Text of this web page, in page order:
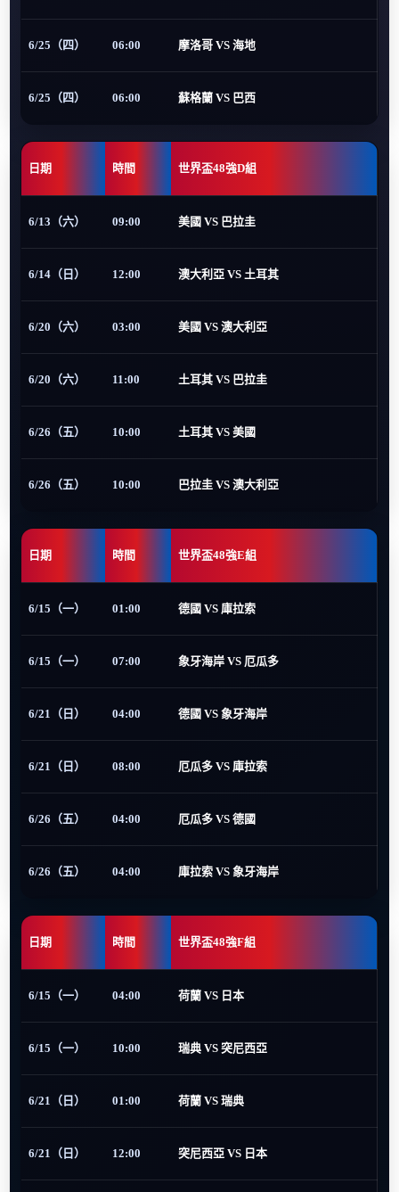
6/25（四） 06:00 摩洛哥 VS 海地
6/25（四） 06:00 蘇格蘭 VS 巴西
日期 時間 世界盃48強D組
6/13（六） 09:00 美國 VS 巴拉圭
6/14（日） 12:00 澳大利亞 VS 土耳其
6/20（六） 03:00 美國 VS 澳大利亞
6/20（六） 11:00 土耳其 VS 巴拉圭
6/26（五） 10:00 土耳其 VS 美國
6/26（五） 10:00 巴拉圭 VS 澳大利亞
日期 時間 世界盃48強E組
6/15（一） 01:00 德國 VS 庫拉索
6/15（一） 07:00 象牙海岸 VS 厄瓜多
6/21（日） 04:00 德國 VS 象牙海岸
6/21（日） 08:00 厄瓜多 VS 庫拉索
6/26（五） 04:00 厄瓜多 VS 德國
6/26（五） 04:00 庫拉索 VS 象牙海岸
日期 時間 世界盃48強F組
6/15（一） 04:00 荷蘭 VS 日本
6/15（一） 10:00 瑞典 VS 突尼西亞
6/21（日） 01:00 荷蘭 VS 瑞典
6/21（日） 12:00 突尼西亞 VS 日本